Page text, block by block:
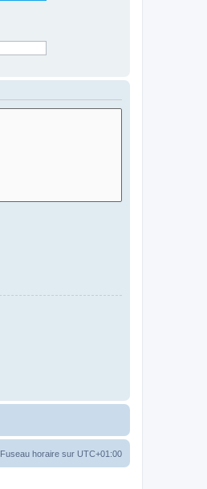
Fuseau horaire sur UTC+01:00